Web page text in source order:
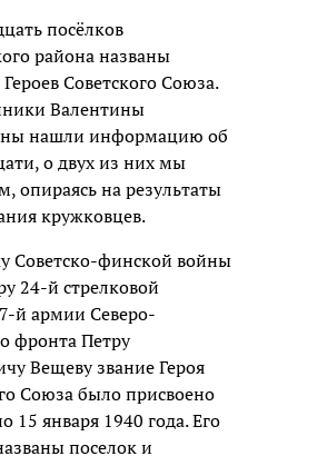
посёлков
района названы
Советского Союза.
Валентины
нашли информацию об
о двух из них мы
опираясь на результаты
кружковцев.
Советско-финской войны
24-й стрелковой
й армии Северо-
фронта Петру
Вещеву звание Героя
Союза было присвоено
15 января 1940 года. Его
поселок и